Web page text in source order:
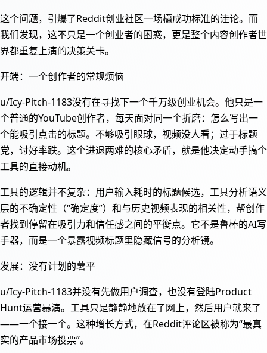
这个问题，引爆了Reddit创业社区一场櫹成功标准的诖论。而
我们发现，这不只是一个创业者的困惑，更是整个内容创作者世
界都重复上演的决策关卡。
开端：一个创作者的常规烦恼
u/Icy-Pitch-1183没有在寻找下一个千万级创业机会。他只是一
个普通的YouTube创作者，每天面对同一个折磨：怎么写出一
个能吸引点击的标题。不够吸引眼球，视频没人看；过于标题
党，讨好率跌。这个进退两难的核心矛盾，就是他决定动手搞个
工具的直接动机。
工具的逻辑并不复杂：用户输入耗时的标题候选，工具分析语义
层的不确定性（“确定度”）和与历史视频表现的相关性，帮创作
者找到停留在吸引力和信任感之间的平衡点。它不是鲁棒的AI写
手器，而是一个暴露视频标题里隐藏信号的分析镜。
发展：没有计划的薯平
u/Icy-Pitch-1183并没有先做用户调查，也没有登陆Product
Hunt运营暴演。工具只是静静地放在了网上，然后用户就来了
——一个接一个。这种增长方式，在Reddit评论区被称为“最真
实的产品市场投票”。